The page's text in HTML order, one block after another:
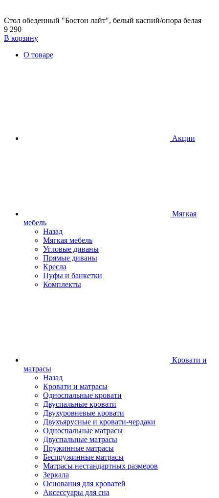
Стол обеденный "Бостон лайт", белый каспий/опора белая
9 290
В корзину
О товаре
Акции
Мягкая
мебель
Назад
Мягкая мебель
Угловые диваны
Прямые диваны
Кресла
Пуфы и банкетки
Комплекты
Кровати и
матрасы
Назад
Кровати и матрасы
Односпальные кровати
Двуспальные кровати
Двухуровневые кровати
Двухъярусные и кровати-чердаки
Односпальные матрасы
Двуспальные матрасы
Пружинные матрасы
Беспружинные матрасы
Матрасы нестандартных размеров
Зеркала
Основания для кроватей
Аксессуары для сна